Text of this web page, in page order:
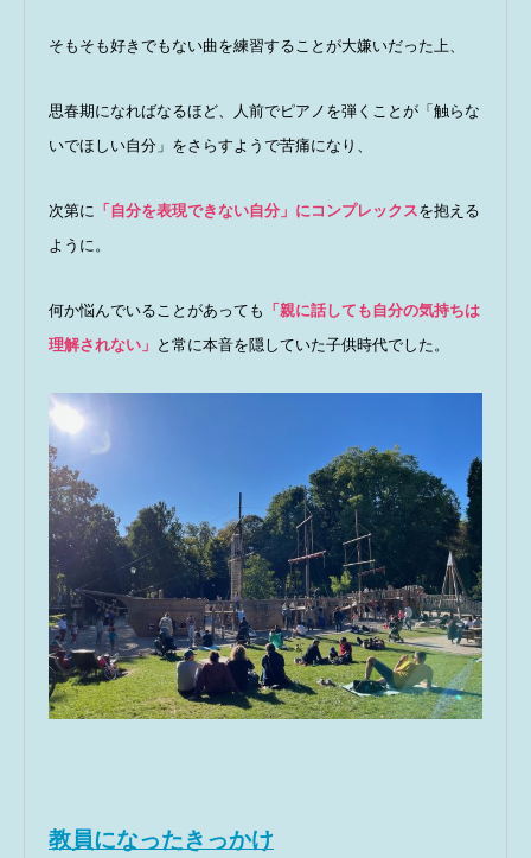
そもそも好きでもない曲を練習することが大嫌いだった上、
思春期になればなるほど、人前でピアノを弾くことが「触らな
いでほしい自分」をさらすようで苦痛になり、
次第に 「自分を表現できない自分」にコンプレックスを抱える
ように。
何か悩んでいることがあっても 「親に話しても自分の気持ちは
理解されない」 と常に本音を隠していた子供時代でした。
教員になったきっかけ